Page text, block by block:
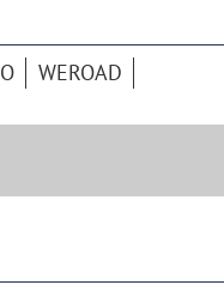
WEROAD